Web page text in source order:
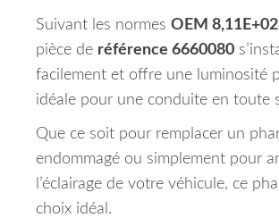
Suivant les normes OEM
pièce de référence 6660080
facilement et offre une luminosité
idéale pour une conduite en toute
Que ce soit pour remplacer un
endommagé ou simplement pour
l’éclairage de votre véhicule, ce
choix idéal.